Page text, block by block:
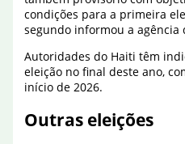
condições para a primeira
segundo informou a agência
Autoridades do Haiti têm
eleição no final deste ano,
início de 2026.
Outras eleições